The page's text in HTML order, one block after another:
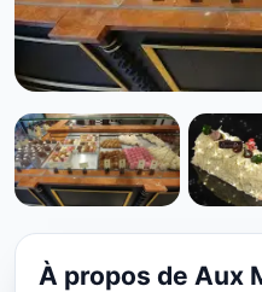
RESTAURANT
Aux
Paris
À propos de Aux